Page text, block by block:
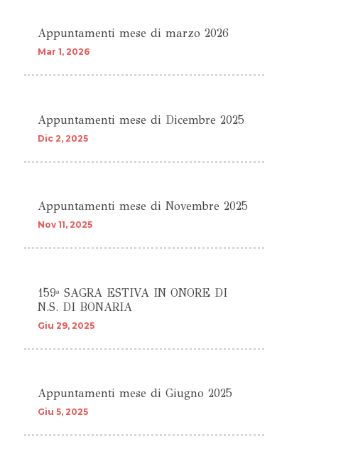
Appuntamenti mese di marzo 2026
Mar 1, 2026
Appuntamenti mese di Dicembre 2025
Dic 2, 2025
Appuntamenti mese di Novembre 2025
Nov 11, 2025
159ª SAGRA ESTIVA IN ONORE DI
N.S. DI BONARIA
Giu 29, 2025
Appuntamenti mese di Giugno 2025
Giu 5, 2025